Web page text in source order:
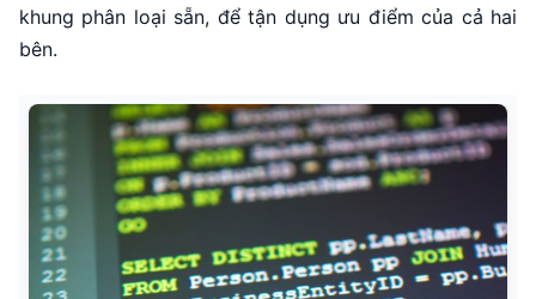
khung phân loại sẵn, để tận dụng ưu điểm của cả hai
bên.